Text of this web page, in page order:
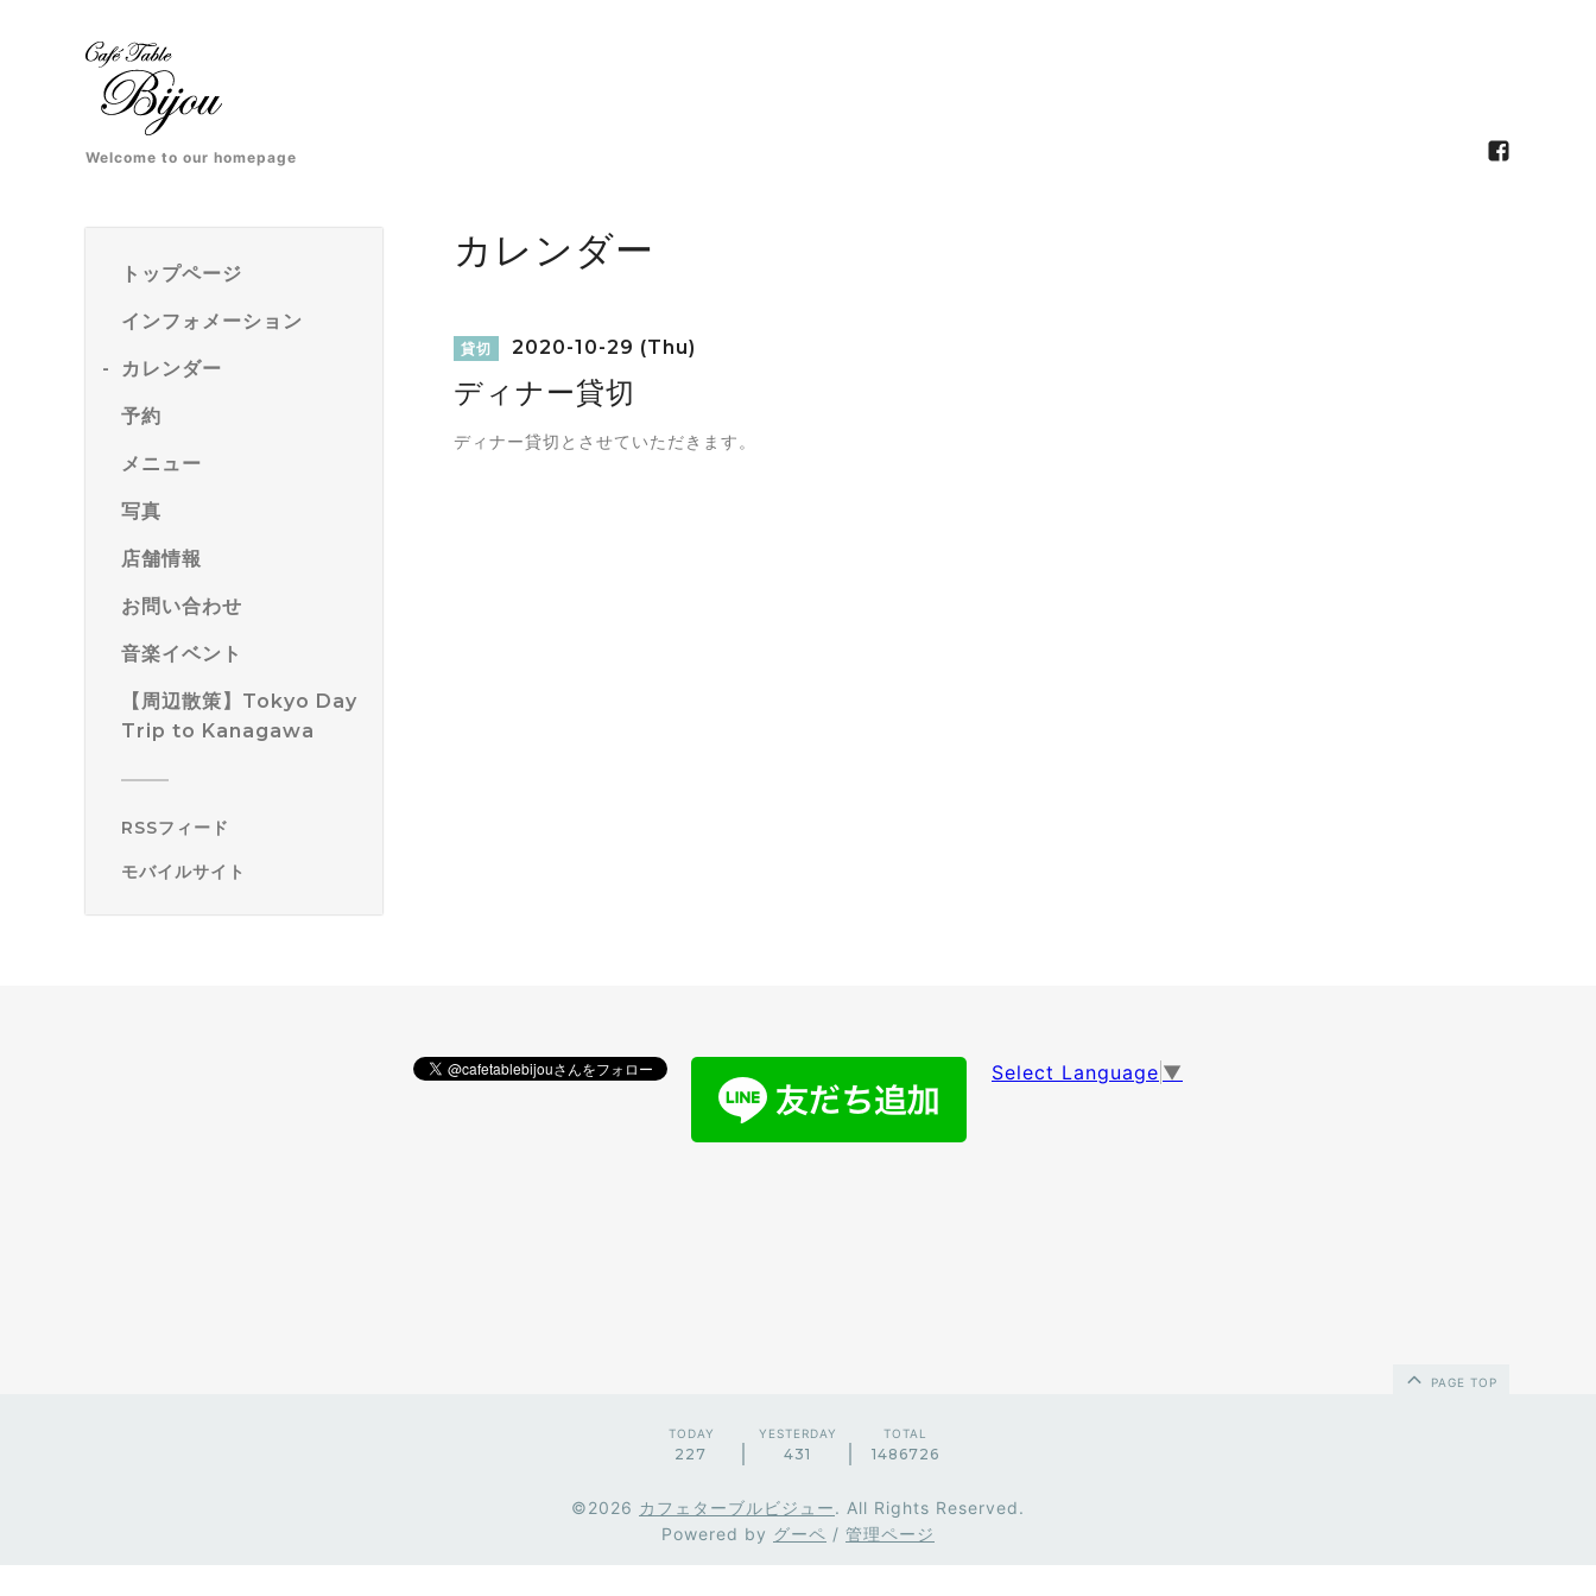
Welcome to our homepage
トップページ
インフォメーション
カレンダー
予約
メニュー
写真
店舗情報
お問い合わせ
音楽イベント
【周辺散策】Tokyo Day
Trip to Kanagawa
RSSフィード
モバイルサイト
カレンダー
貸切 2020-10-29 (Thu)
ディナー貸切
ディナー貸切とさせていただきます。
Select Language ▼
PAGE TOP
TODAY
227
YESTERDAY
431
TOTAL
1486726
©2026 カフェターブルビジュー. All Rights Reserved.
Powered by グーペ / 管理ページ